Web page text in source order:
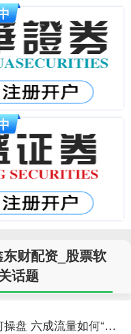
财配资_股票软
话题
股票主力如何操盘 六成流量如何“喂饱”两万亩秋粮？襄阳水库抗旱“减法”逻辑：提前谋划省水又省心